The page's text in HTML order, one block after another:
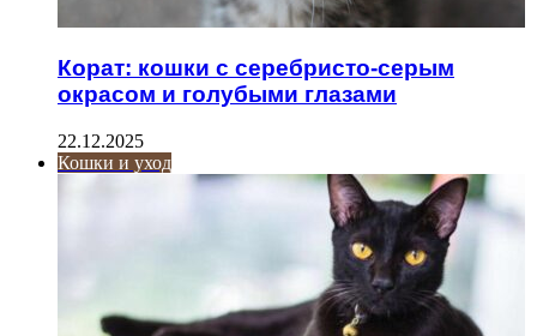
Корат: кошки с серебристо-серым
окрасом и голубыми глазами
22.12.2025
Кошки и уход